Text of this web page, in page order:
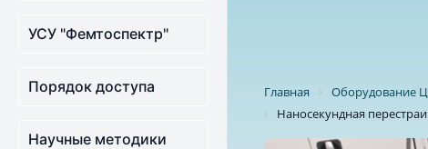
УСУ "Фемтоспектр"
Порядок доступа
Научные методики
Главная Оборудование
Наносекундная